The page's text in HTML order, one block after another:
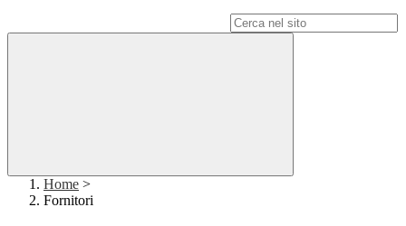
Home >
Fornitori